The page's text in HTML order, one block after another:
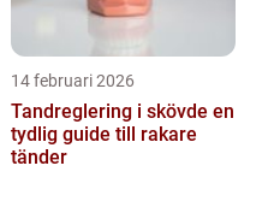
14 februari 2026
Tandreglering i skövde en
tydlig guide till rakare
tänder